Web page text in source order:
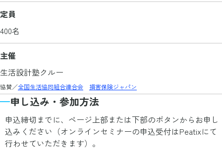
定員
400名
主催
生活設計塾クルー
協賛／全国生活協同組合連合会 損害保険ジャパン
申し込み・参加方法
申込締切までに、ページ上部または下部のボタンからお申し
込みください（オンラインセミナーの申込受付はPeatixにて
行わせていただきます）。